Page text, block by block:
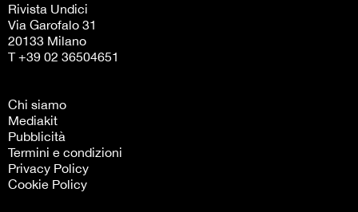
Rivista Undici
Via Garofalo 31
20133 Milano
T +39 02 36504651
Chi siamo
Mediakit
Pubblicità
Termini e condizioni
Privacy Policy
Cookie Policy